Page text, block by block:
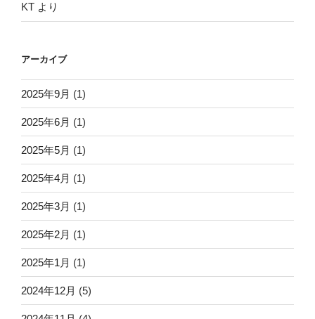
KT より
アーカイブ
2025年9月 (1)
2025年6月 (1)
2025年5月 (1)
2025年4月 (1)
2025年3月 (1)
2025年2月 (1)
2025年1月 (1)
2024年12月 (5)